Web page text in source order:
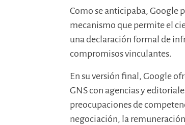
Como se anticipaba, Google
mecanismo que permite el
una declaración formal de
compromisos vinculantes.
En su versión final, Google
GNS con agencias y
preocupaciones de
negociación, la